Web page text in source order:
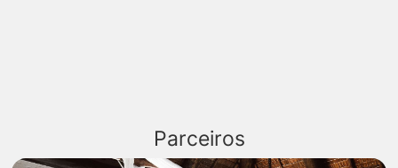
Parceiros